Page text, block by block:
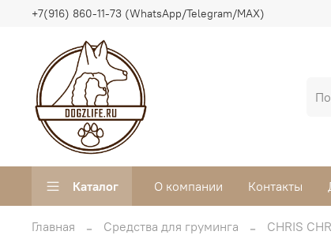
+7(916) 860-11-73 (WhatsApp/Telegram/MAX)
Каталог О компании Контакты
Главная Средства для груминга CHRIS